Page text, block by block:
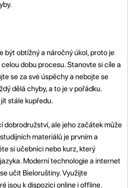
být obtížný a náročný úkol, proto je
dobu procesu. Stanovte si cíle a
se za své úspěchy a nebojte se
dělá chyby, a to je v pořádku.
stále kupředu.
dobrodružství, ale jeho začátek může
materiálů je prvním a
si učebnici nebo kurz, který
Moderní technologie a internet
učit Bieloruštiny. Využijte
jsou k dispozici online i offline.